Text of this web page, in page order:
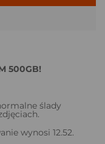
500GB!
ślady
wynosi 12.52.